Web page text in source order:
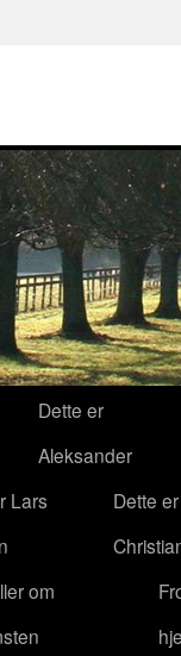
Dette er
Aleksander
Lars
Dette
om